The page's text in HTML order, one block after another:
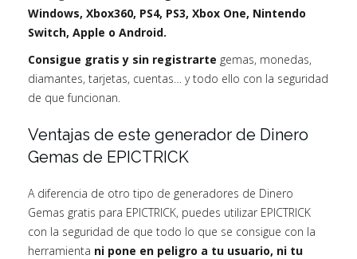
Windows, Xbox360, PS4, PS3, Xbox One, Nintendo
Switch, Apple o Android.
Consigue gratis y sin registrarte gemas, monedas,
diamantes, tarjetas, cuentas… y todo ello con la seguridad
de que funcionan.
Ventajas de este generador de Dinero
Gemas de EPICTRICK
A diferencia de otro tipo de generadores de Dinero
Gemas gratis para EPICTRICK, puedes utilizar EPICTRICK
con la seguridad de que todo lo que se consigue con la
herramienta ni pone en peligro a tu usuario, ni tu